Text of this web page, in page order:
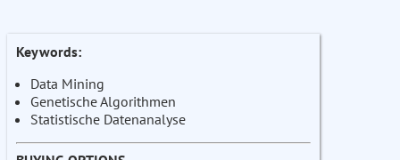
Keywords:
Data Mining
Genetische Algorithmen
Statistische Datenanalyse